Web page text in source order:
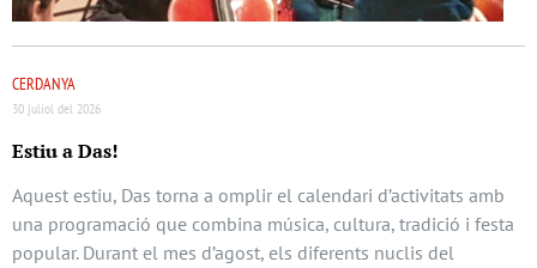
CERDANYA
30 juliol del 2026
Estiu a Das!
Aquest estiu, Das torna a omplir el calendari d’activitats amb
una programació que combina música, cultura, tradició i festa
popular. Durant el mes d’agost, els diferents nuclis del